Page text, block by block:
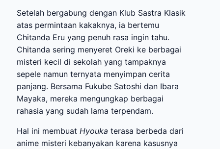
Setelah bergabung dengan Klub Sastra Klasik
atas permintaan kakaknya, ia bertemu
Chitanda Eru yang penuh rasa ingin tahu.
Chitanda sering menyeret Oreki ke berbagai
misteri kecil di sekolah yang tampaknya
sepele namun ternyata menyimpan cerita
panjang. Bersama Fukube Satoshi dan Ibara
Mayaka, mereka mengungkap berbagai
rahasia yang sudah lama terpendam.
Hal ini membuat Hyouka terasa berbeda dari
anime misteri kebanyakan karena kasusnya